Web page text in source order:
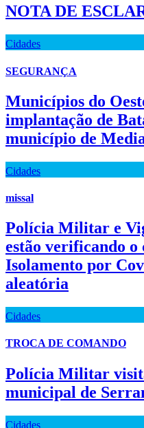
NOTA DE
Cidades
SEGURANÇA
Municípios do
implantação de
município de
Cidades
missal
Polícia Militar e
estão verificando
Isolamento por
aleatória
Cidades
TROCA DE COMANDO
Polícia Militar
municipal de
Cidades